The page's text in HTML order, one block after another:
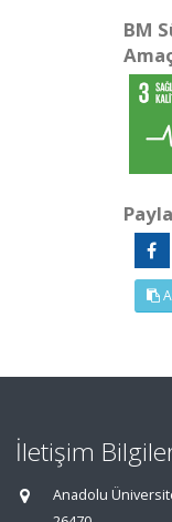
BM
İletişim
Anadolu